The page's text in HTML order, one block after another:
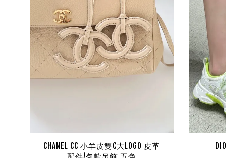
CHANEL CC 小羊皮雙C大LOGO 皮革